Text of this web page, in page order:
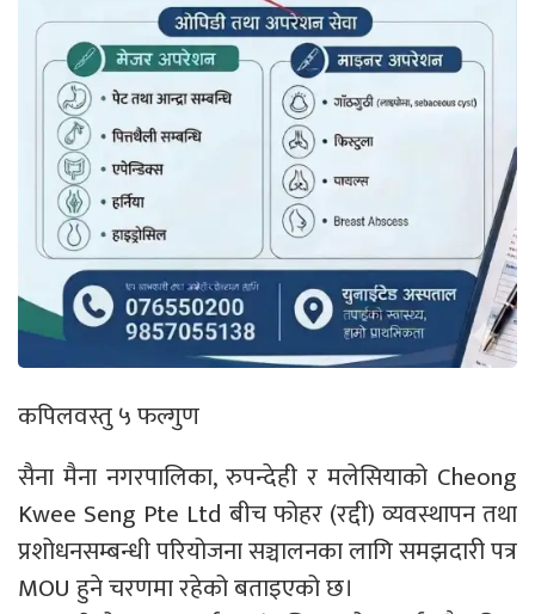
कपिलवस्तु ५ फल्गुण
सैना मैना नगरपालिका, रुपन्देही र मलेसियाको Cheong
Kwee Seng Pte Ltd बीच फोहर (रद्दी) व्यवस्थापन तथा
प्रशोधनसम्बन्धी परियोजना सञ्चालनका लागि समझदारी पत्र
MOU हुने चरणमा रहेको बताइएको छ।